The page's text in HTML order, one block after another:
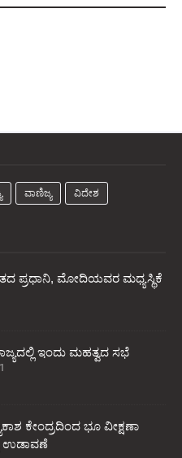
ವಾಣಿಜ್ಯ ವಿದೇಶ
ಪ್ರಧಾನಿ, ಮೋದಿಯವರ ಮಧ್ಯಸ್ಥಿಕೆ
ಇಂದು ಮಹತ್ವದ ಸಭೆ
ಕೇಂದ್ರದಿಂದ ಭೂ ವೀಕ್ಷಣಾ
ಉಡಾವಣೆ